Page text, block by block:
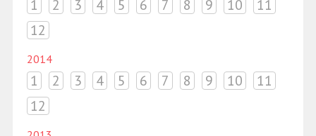
1 2 3 4 5 6 7 8 9 10
11
12
2014
1 2 3 4 5 6 7 8 9 10
11
12